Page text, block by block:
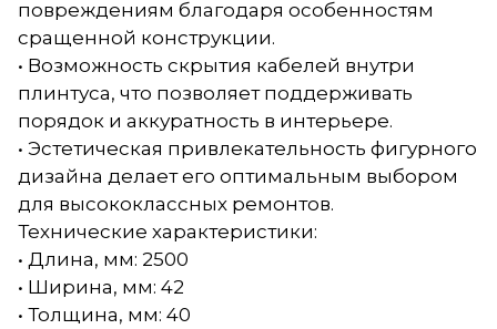
повреждениям благодаря особенностям
сращенной конструкции.
• Возможность скрытия кабелей внутри
плинтуса, что позволяет поддерживать
порядок и аккуратность в интерьере.
• Эстетическая привлекательность фигурного
дизайна делает его оптимальным выбором
для высококлассных ремонтов.
Технические характеристики:
• Длина, мм: 2500
• Ширина, мм: 42
• Толщина, мм: 40